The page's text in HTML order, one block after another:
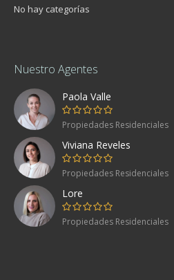
No hay categorías
Nuestro Agentes
Paola Valle
Propiedades Residenciales
Viviana Reveles
Propiedades Residenciales
Lore
Propiedades Residenciales